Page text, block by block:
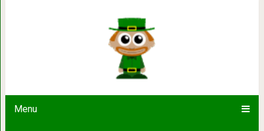
Menu
Достопримечательности Грузии: